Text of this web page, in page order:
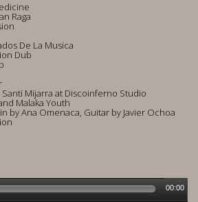
Raga
De La Musica
Dub
Mijarra at Discoinferno Studio
Malaka Youth
by Ana Omenaca, Guitar by Javier Ochoa
00:00